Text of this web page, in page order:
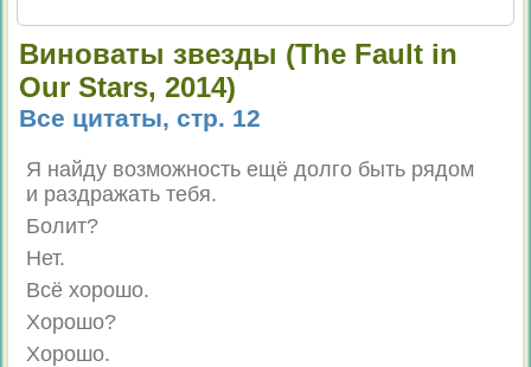
Виноваты звезды (The Fault in
Our Stars, 2014)
Все цитаты, стр. 12
Я найду возможность ещё долго быть рядом
и раздражать тебя.
Болит?
Нет.
Всё хорошо.
Хорошо?
Хорошо.